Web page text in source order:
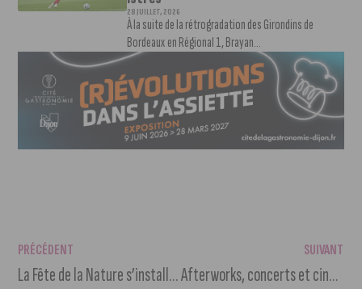
28 JUILLET, 2026
À la suite de la rétrogradation des Girondins de
Bordeaux en Régional 1, Brayan...
PRÉCÉDENT
La Fête de la Nature s’installe au Jardin de l’Arquebuse pour explorer « les Vivants »
SUIVANT
Afterworks, concerts et ciné plein air… Les Jardins du Département s’animent tout l’été